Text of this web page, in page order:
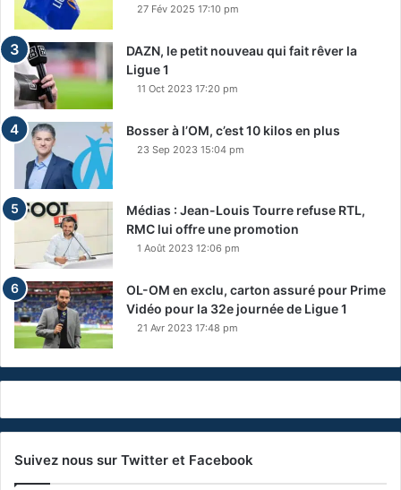
27 Fév 2025 17:10 pm
DAZN, le petit nouveau qui fait rêver la
Ligue 1
11 Oct 2023 17:20 pm
Bosser à l’OM, c’est 10 kilos en plus
23 Sep 2023 15:04 pm
Médias : Jean-Louis Tourre refuse RTL,
RMC lui offre une promotion
1 Août 2023 12:06 pm
OL-OM en exclu, carton assuré pour Prime
Vidéo pour la 32e journée de Ligue 1
21 Avr 2023 17:48 pm
Suivez nous sur Twitter et Facebook